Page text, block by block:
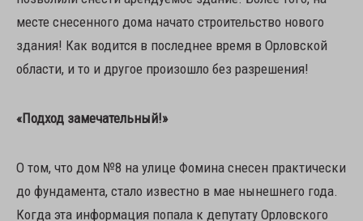
месте снесенного дома начато строительство нового
здания! Как водится в последнее время в Орловской
области, и то и другое произошло без разрешения!
«Подход замечательный!»
О том, что дом №8 на улице Фомина снесен практически
до фундамента, стало известно в мае нынешнего года.
Когда эта информация попала к депутату Орловского